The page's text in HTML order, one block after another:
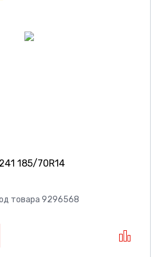
185/70R14
товара 9296568